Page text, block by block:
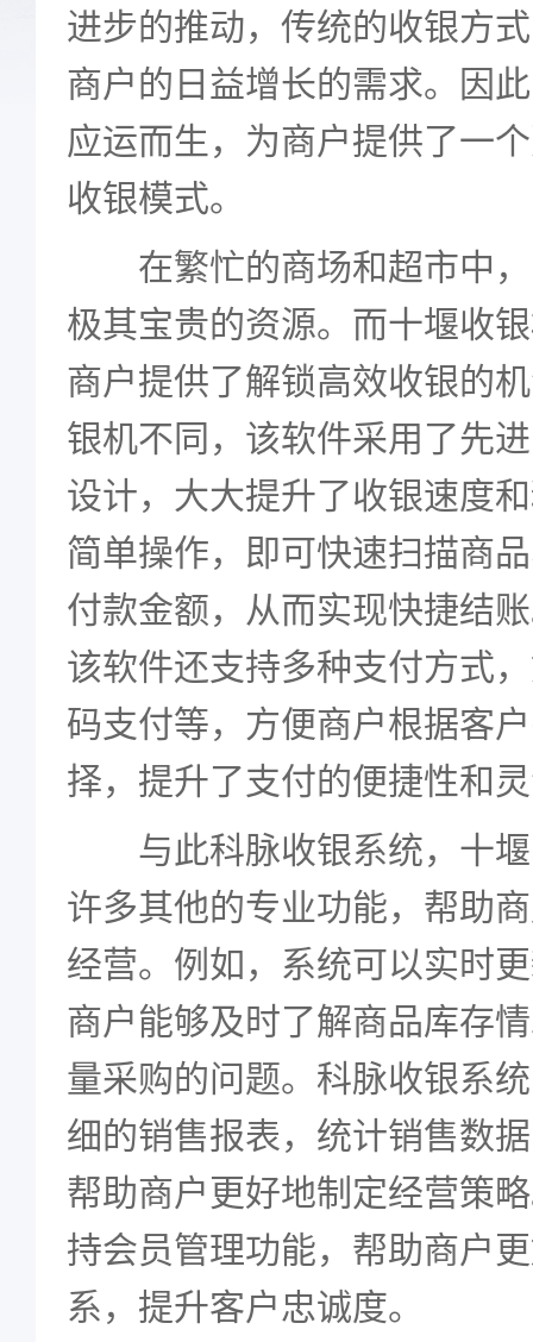
进步的推动，传统的收银方
商户的日益增长的需求。因
应运而生，为商户提供了一
收银模式。
在繁忙的商场和超市中，
极其宝贵的资源。而十堰收
商户提供了解锁高效收银的
银机不同，该软件采用了先
设计，大大提升了收银速度
简单操作，即可快速扫描商
付款金额，从而实现快捷结
该软件还支持多种支付方式
码支付等，方便商户根据客
择，提升了支付的便捷性和
与此科脉收银系统，十堰
许多其他的专业功能，帮助
经营。例如，系统可以实时
商户能够及时了解商品库存
量采购的问题。科脉收银系
细的销售报表，统计销售数
帮助商户更好地制定经营策
持会员管理功能，帮助商户
系，提升客户忠诚度。